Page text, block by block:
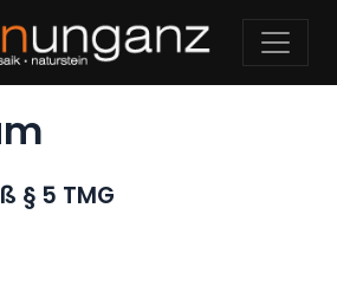
§ 5 TMG